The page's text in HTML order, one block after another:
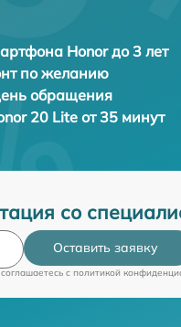
Honor до 3 лет
по желанию
обращения
20 Lite от 35 минут
со
Оставить заявку
c политикой